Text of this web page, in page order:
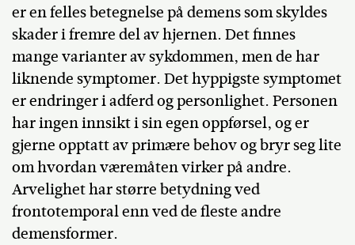
er en felles betegnelse på demens som skyldes
skader i fremre del av hjernen. Det finnes
mange varianter av sykdommen, men de har
liknende symptomer. Det hyppigste symptomet
er endringer i adferd og personlighet. Personen
har ingen innsikt i sin egen oppførsel, og er
gjerne opptatt av primære behov og bryr seg lite
om hvordan væremåten virker på andre.
Arvelighet har større betydning ved
frontotemporal enn ved de fleste andre
demensformer.